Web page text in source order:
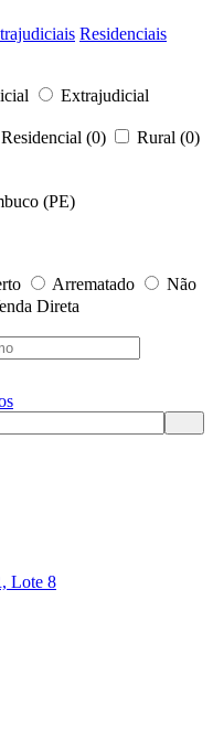
Residenciais
Extrajudicial
Residencial (0) Rural (0)
(PE)
Arrematado
Não
Direta